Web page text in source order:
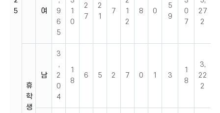
5
여
9
6
5
1
0
2
7
2
1
7
1
2
8 0
5
9
0
7
27
2
휴
학
생
남
3
,
2
0
4
1
8
6 5 2 7 0 1 3
1
8
3,
22
2